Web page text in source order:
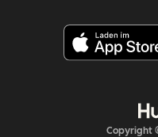
Copyright